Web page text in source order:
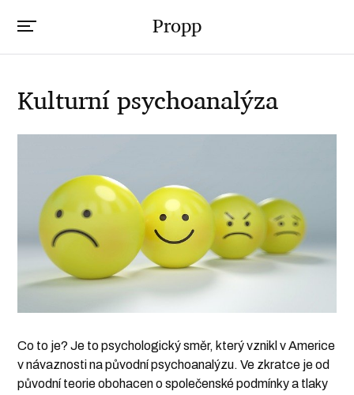
Propp
Kulturní psychoanalýza
Co to je? Je to psychologický směr, který vznikl v Americe
v návaznosti na původní psychoanalýzu. Ve zkratce je od
původní teorie obohacen o společenské podmínky a tlaky